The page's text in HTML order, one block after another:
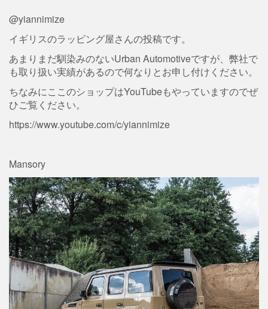
@yiannimize
イギリスのラッピング屋さんの投稿です。
あまりまだ馴染みのないUrban Automotiveですが、弊社で
も取り扱い実績があるので何なりとお申し付けください。
ちなみにここのショップはYouTubeもやっていますのでぜ
ひご覧ください。
https://www.youtube.com/c/yiannimize
Mansory